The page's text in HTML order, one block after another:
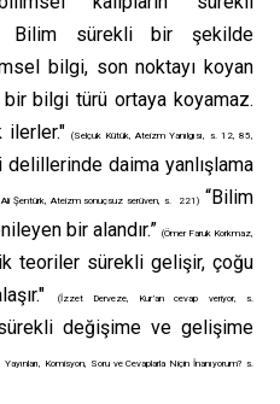
Bilim sürekli bir şekilde
bilgi, son noktayı koyan
bilgi türü ortaya koyamaz.
ilerler." (Selçuk Kütük, Ateizm Yanılgısı, s. 12, 85,
daima yanlışlama
Ali Şentürk, Ateizm sonuçsuz serüven, s. 221) “Bilim
bir alandır.” (Ömer Faruk Korkmaz,
teoriler sürekli gelişir, çoğu
(İzzet Derveze, Kur’an cevap veriyor, s.
değişime ve gelişime
Yayınları, Komisyon, Soru ve Cevaplarla Niçin İnanıyorum? s.